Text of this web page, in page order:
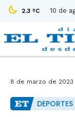
2.3 ºC 10 de
8 de marzo de 2023
DEPORTES